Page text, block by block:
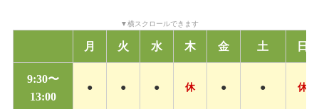
月 火 水 木 金 土 日
9:30〜
13:00
● ● ● 休 ● ● 休